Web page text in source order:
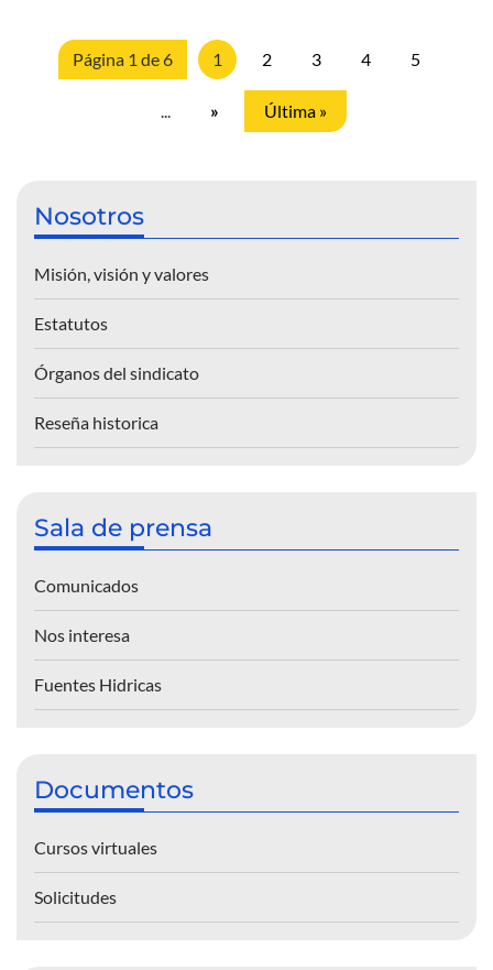
Página 1 de 6 1 2 3 4 5
... » Última »
Nosotros
Misión, visión y valores
Estatutos
Órganos del sindicato
Reseña historica
Sala de prensa
Comunicados
Nos interesa
Fuentes Hidricas
Documentos
Cursos virtuales
Solicitudes